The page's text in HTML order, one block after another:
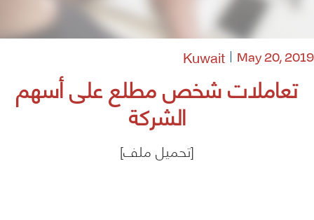
تعاملات شخص مطلع على أسهم
الشركة
May 20, 2019
Kuwait
[تحميل ملف]